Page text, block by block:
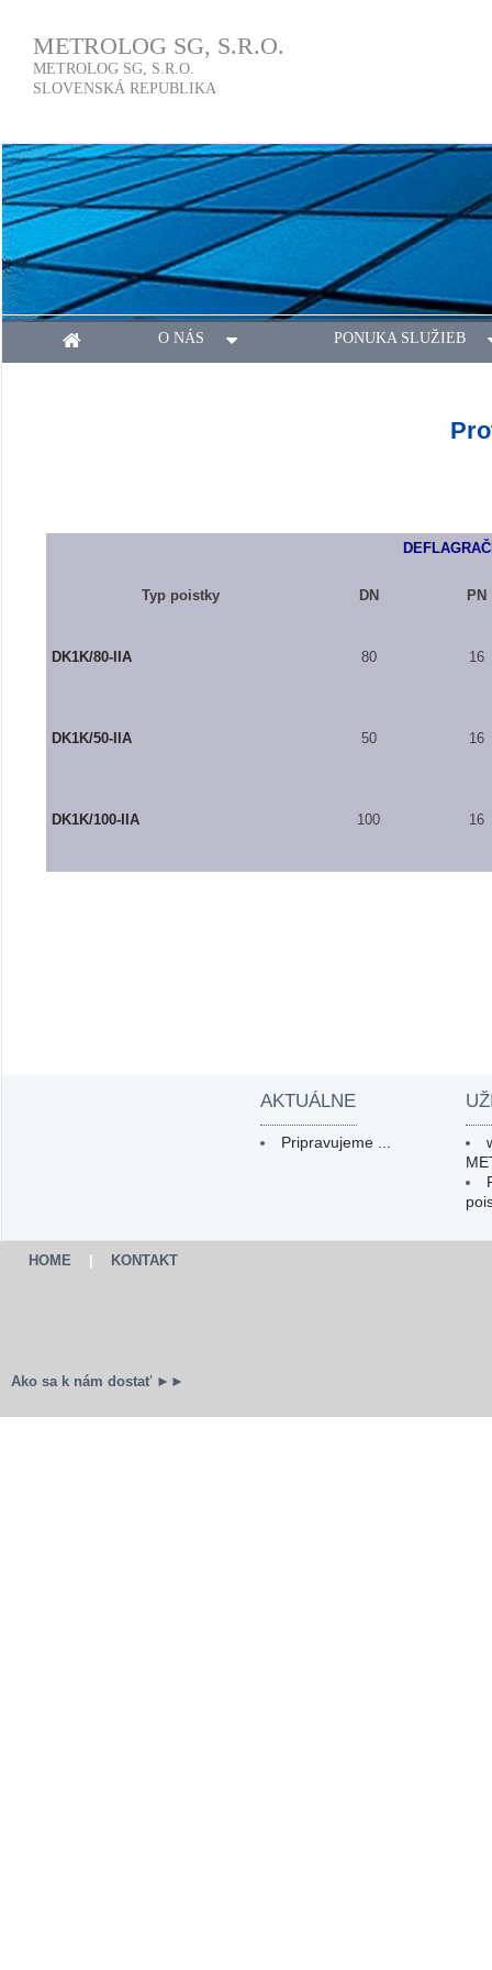
METROLOG SG, S.R.O.
METROLOG SG, S.R.O.
SLOVENSKÁ REPUBLIKA
O NÁS PONUKA SLUŽIEB
Typ poistky DN PN
DK1K/80-IIA 80 16
DK1K/50-IIA 50 16
DK1K/100-IIA 100 16
AKTUÁLNE
Pripravujeme ...
HOME KONTAKT
Ako sa k nám dostať ►►